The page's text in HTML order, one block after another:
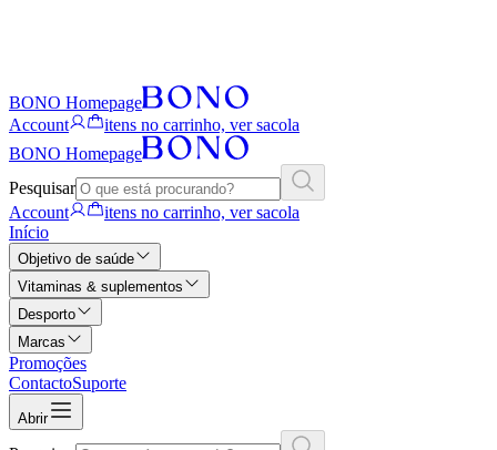
BONO Homepage
Account
itens no carrinho, ver sacola
BONO Homepage
Pesquisar
Account
itens no carrinho, ver sacola
Início
Objetivo de saúde
Vitaminas & suplementos
Desporto
Marcas
Promoções
ContactoSuporte
Abrir